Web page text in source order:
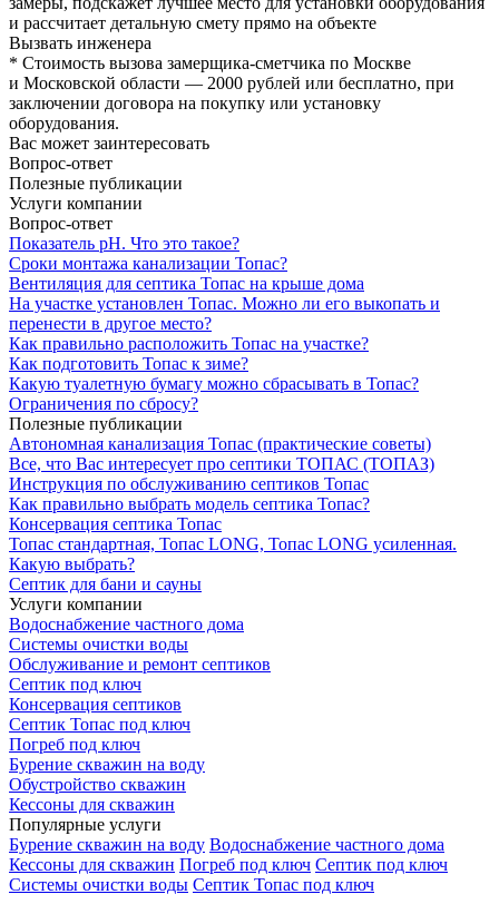
и рассчитает детальную смету прямо на объекте
Вызвать инженера
* Стоимость вызова замерщика-сметчика по Москве
и Московской области — 2000 рублей или бесплатно, при
заключении договора на покупку или установку
оборудования.
Вас может заинтересовать
Вопрос-ответ
Полезные публикации
Услуги компании
Вопрос-ответ
Показатель рН. Что это такое?
Сроки монтажа канализации Топас?
Вентиляция для септика Топас на крыше дома
На участке установлен Топас. Можно ли его выкопать и
перенести в другое место?
Как правильно расположить Топас на участке?
Как подготовить Топас к зиме?
Какую туалетную бумагу можно сбрасывать в Топас?
Ограничения по сбросу?
Полезные публикации
Автономная канализация Топас (практические советы)
Все, что Вас интересует про септики ТОПАС (ТОПАЗ)
Инструкция по обслуживанию септиков Топас
Как правильно выбрать модель септика Топас?
Консервация септика Топас
Топас стандартная, Топас LONG, Топас LONG усиленная.
Какую выбрать?
Септик для бани и сауны
Услуги компании
Водоснабжение частного дома
Системы очистки воды
Обслуживание и ремонт септиков
Септик под ключ
Консервация септиков
Септик Топас под ключ
Погреб под ключ
Бурение скважин на воду
Обустройство скважин
Кессоны для скважин
Популярные услуги
Бурение скважин на воду Водоснабжение частного дома
Кессоны для скважин Погреб под ключ Септик под ключ
Системы очистки воды Септик Топас под ключ